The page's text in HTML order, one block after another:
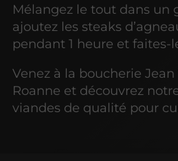
Mélangez le tout dans un
ajoutez les steaks
pendant 1 heure et faites-
Venez à la boucherie
Roanne et découvrez
viandes de qualité pour